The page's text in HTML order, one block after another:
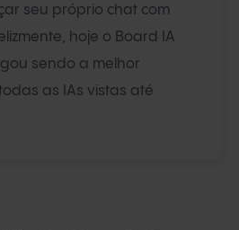
seu próprio chat com
hoje o Board IA
sendo a melhor
as IAs vistas até